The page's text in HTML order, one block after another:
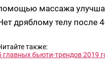
массажа
дряблому телу после
также:
главных бьюти-трендов 2019